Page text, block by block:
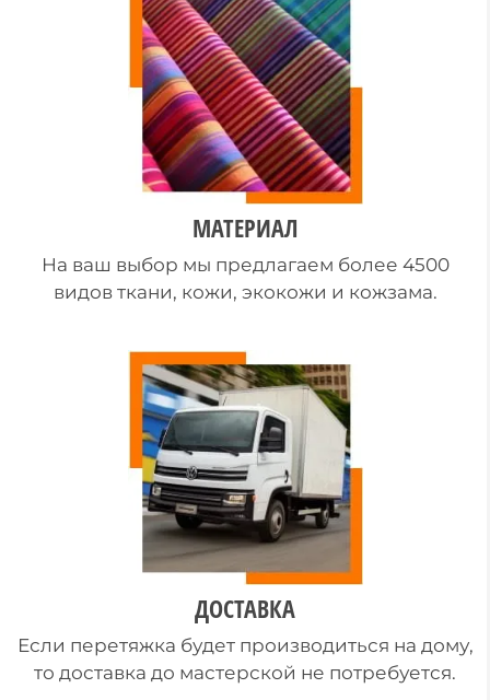
МАТЕРИАЛ
На ваш выбор мы предлагаем более 4500
видов ткани, кожи, экокожи и кожзама.
ДОСТАВКА
Если перетяжка будет производиться на дому,
то доставка до мастерской не потребуется.